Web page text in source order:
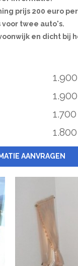
prijs 200 euro
voor twee auto's.
en dicht bij
AANVRAGEN